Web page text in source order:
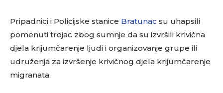
Pripadnici i Policijske stanice Bratunac su uhapsili
pomenuti trojac zbog sumnje da su izvršili krivična
djela krijumčarenje ljudi i organizovanje grupe ili
udruženja za izvršenje krivičnog djela krijumčarenje
migranata.